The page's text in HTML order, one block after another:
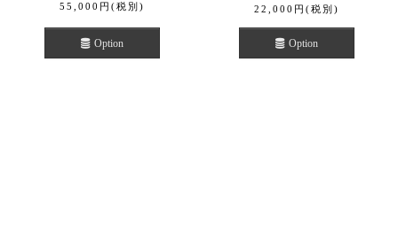
55,000 円 (税別)
Option
22,000 円 (税別)
Option